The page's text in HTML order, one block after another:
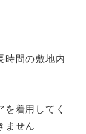
時間の敷地内
着用してく
ません